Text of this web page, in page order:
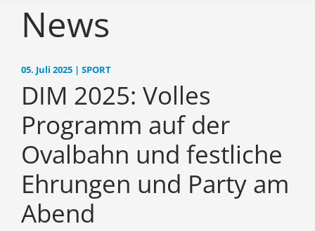
News
05. Juli 2025 | SPORT
DIM 2025: Volles
Programm auf der
Ovalbahn und festliche
Ehrungen und Party am
Abend